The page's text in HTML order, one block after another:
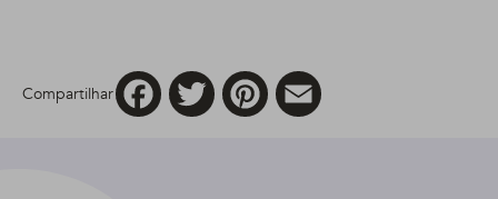
Compartilhar
FacebookTwitter Pinterest